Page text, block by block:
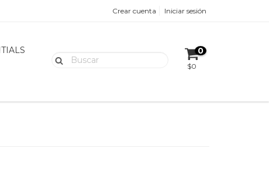
Crear cuenta Iniciar sesión
0
$0